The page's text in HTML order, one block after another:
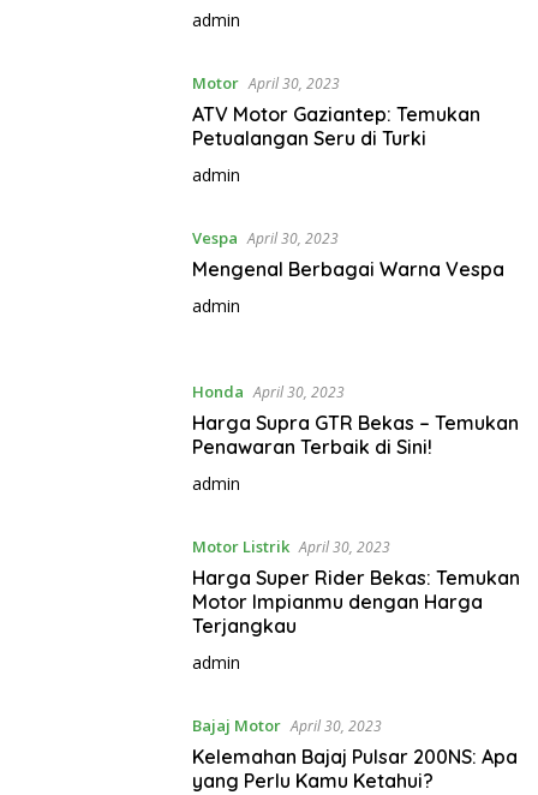
admin
Motor April 30, 2023
ATV Motor Gaziantep: Temukan
Petualangan Seru di Turki
admin
Vespa April 30, 2023
Mengenal Berbagai Warna Vespa
admin
Honda April 30, 2023
Harga Supra GTR Bekas – Temukan
Penawaran Terbaik di Sini!
admin
Motor Listrik April 30, 2023
Harga Super Rider Bekas: Temukan
Motor Impianmu dengan Harga
Terjangkau
admin
Bajaj Motor April 30, 2023
Kelemahan Bajaj Pulsar 200NS: Apa
yang Perlu Kamu Ketahui?